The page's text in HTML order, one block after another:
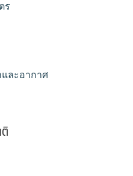
ร
ละอากาศ